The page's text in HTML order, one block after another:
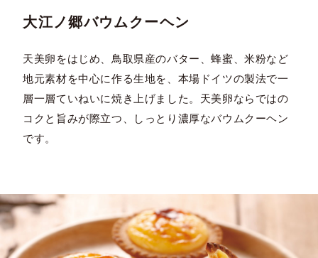
大江ノ郷バウムクーヘン
天美卵をはじめ、鳥取県産のバター、蜂蜜、米粉など
地元素材を中心に作る生地を、本場ドイツの製法で一
層一層ていねいに焼き上げました。天美卵ならではの
コクと旨みが際立つ、しっとり濃厚なバウムクーヘン
です。